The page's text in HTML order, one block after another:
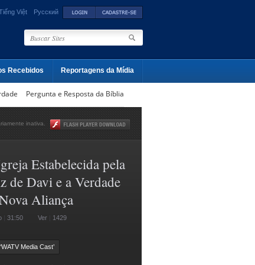
Việt Русский
Recebidos Reportagens da Mídia
Pergunta e Resposta da Bíblia
inativa.